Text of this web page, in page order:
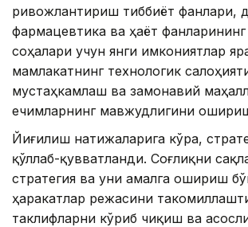
ривожлантириш тиббиёт фанлари,
фармацевтика ва ҳаёт
соҳалари учун янги имкониятлар
мамлакатнинг технологик
мустаҳкамлаш ва замонавий
ечимларнинг мавжудлигини
Йиғилиш натижаларига кўра,
қўллаб-қувватланди. Соғлиқни
стратегия ва уни амалга ошириш
ҳаракатлар режасини
таклифларни кўриб чиқиш ва